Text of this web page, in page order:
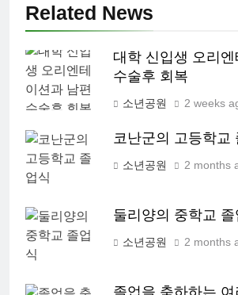
Related News
대학 신입생 오리
수술후 회복
소년공원 2 weeks
코난군의 고등학교
소년공원 2 months
둘리양의 중학교 졸
소년공원 2 months
졸업을 축하하는